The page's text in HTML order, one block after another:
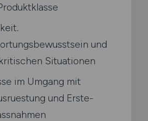
und
Situationen
im Umgang mit
und Erste-